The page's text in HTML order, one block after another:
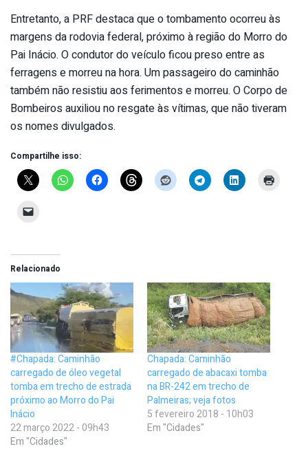
Entretanto, a PRF destaca que o tombamento ocorreu às
margens da rodovia federal, próximo à região do Morro do
Pai Inácio. O condutor do veículo ficou preso entre as
ferragens e morreu na hora. Um passageiro do caminhão
também não resistiu aos ferimentos e morreu. O Corpo de
Bombeiros auxiliou no resgate às vítimas, que não tiveram
os nomes divulgados.
Compartilhe isso:
Relacionado
#Chapada: Caminhão
carregado de óleo vegetal
tomba em trecho de estrada
próximo ao Morro do Pai
Inácio
22 março 2022 - 09h43
Em "Cidades"
Chapada: Caminhão
carregado de abacaxi tomba
na BR-242 em trecho de
Palmeiras; veja fotos
5 fevereiro 2018 - 10h03
Em "Cidades"